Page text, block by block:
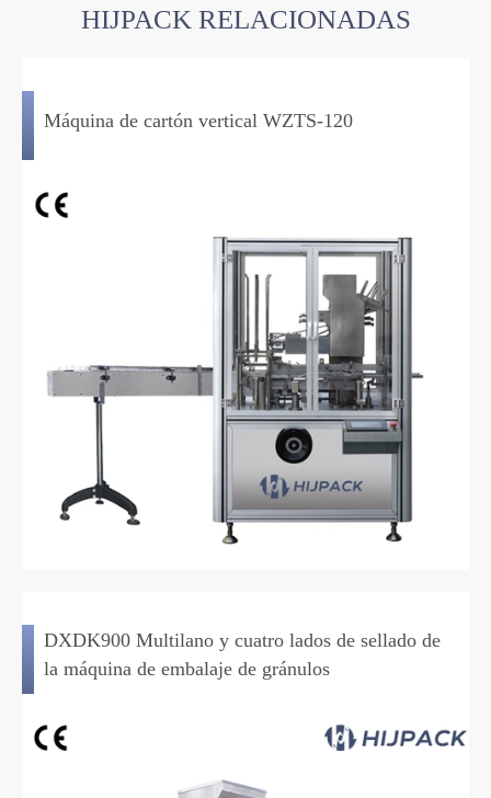
HIJPACK RELACIONADAS
Máquina de cartón vertical WZTS-120
DXDK900 Multilano y cuatro lados de sellado de
la máquina de embalaje de gránulos